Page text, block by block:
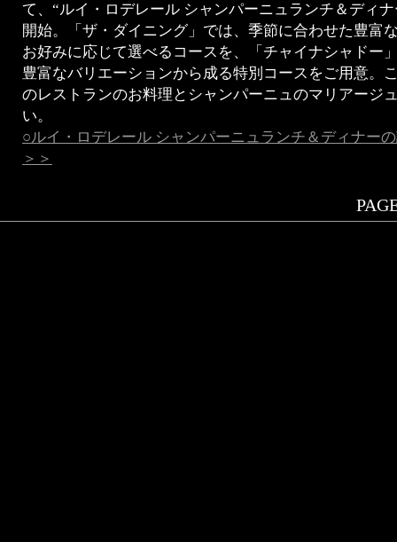
て、“ルイ・ロデレール シャンパーニュランチ＆ディ
開始。「ザ・ダイニング」では、季節に合わせた豊富
お好みに応じて選べるコースを、「チャイナシャドー
豊富なバリエーションから成る特別コースをご用意。
のレストランのお料理とシャンパーニュのマリアージ
い。
○ルイ・ロデレール シャンパーニュランチ＆ディナー
＞＞